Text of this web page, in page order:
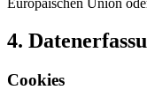
Europäischen Union
4.
Cookies